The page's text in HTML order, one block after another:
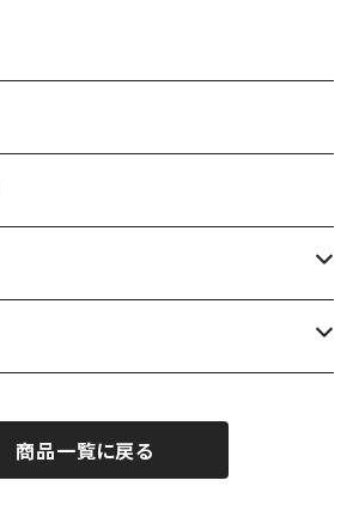
商品一覧に戻る